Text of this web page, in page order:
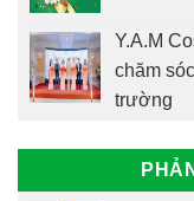
Y.A.M
chăm
trường